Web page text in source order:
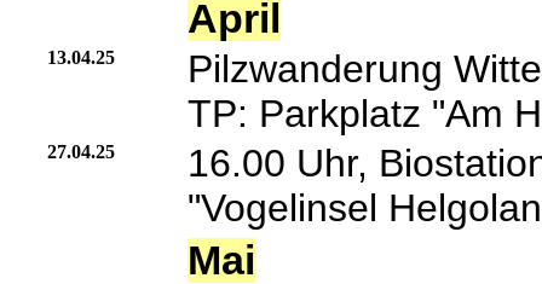
April
13.04.25
Pilzwanderung
TP: Parkplatz "Am
27.04.25
16.00 Uhr,
"Vogelinsel
Mai